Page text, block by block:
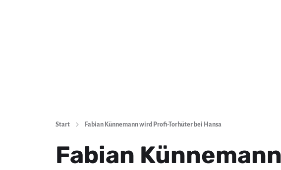
Start Fabian Künnemann wird Profi-Torhüter bei Hansa
Fabian